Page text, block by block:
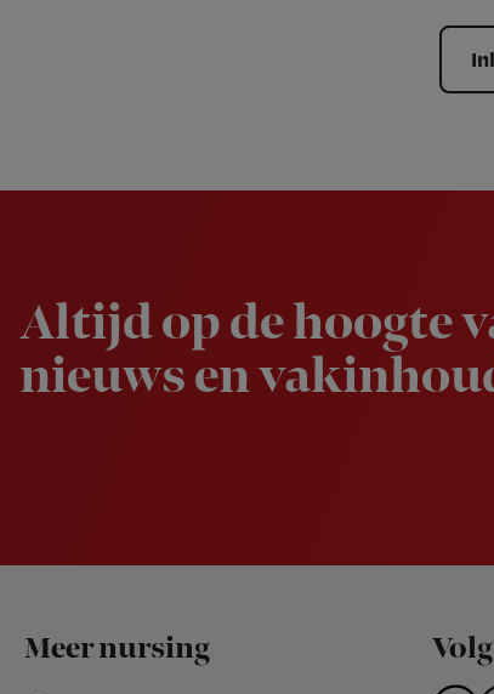
Altijd op de hoogte
nieuws en
Footer
Meer nursing